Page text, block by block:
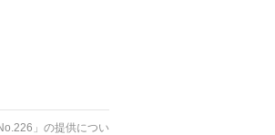
」の提供につい